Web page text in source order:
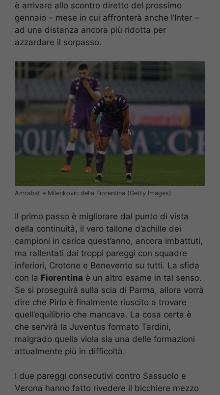
è arrivare allo scontro diretto del prossimo
gennaio – mese in cui affronterà anche l’Inter –
ad una distanza ancora più ridotta per
azzardare il sorpasso.
Amrabat e Milenkovic della Fiorentina (Getty Images)
Il primo passo è migliorare dal punto di vista
della continuità, il vero tallone d’achille dei
campioni in carica quest’anno, ancora imbattuti,
ma rallentati dai troppi pareggi con squadre
inferiori, Crotone e Benevento su tutti. La sfida
con la Fiorentina è un altro esame in tal senso.
Se si proseguirà sulla scia di Parma, allora vorrà
dire che Pirlo è finalmente riuscito a trovare
quell’equilibrio che mancava. La cosa certa è
che servirà la Juventus formato Tardini,
malgrado quella viola sia una delle formazioni
attualmente più in difficoltà.
I due pareggi consecutivi contro Sassuolo e
Verona hanno fatto rivedere il bicchiere mezzo